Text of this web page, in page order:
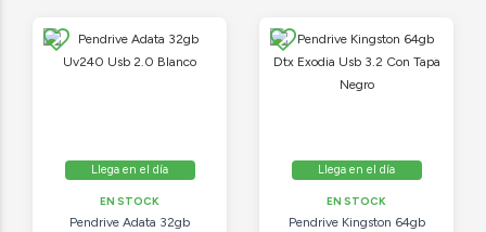
Llega en el día
EN STOCK
Pendrive Adata 32gb
Llega en el día
EN STOCK
Pendrive Kingston 64gb